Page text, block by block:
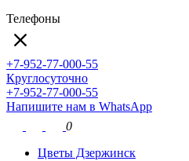
Телефоны
+7-952-77-000-55
Круглосуточно
+7-952-77-000-55
Напишите нам в WhatsApp
0
Цветы Дзержинск